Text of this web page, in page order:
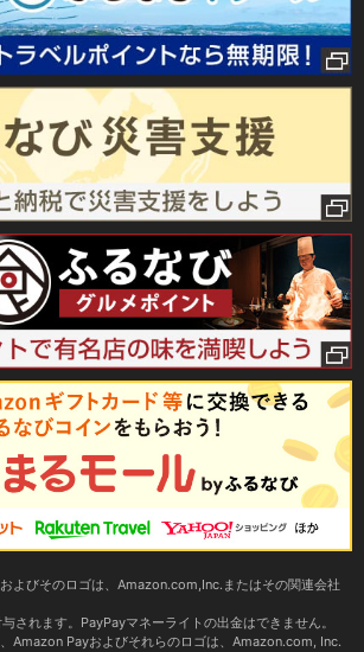
よびそのロゴは、Amazon.com,Inc.またはその関連会社
されます。PayPayマネーライトの出金はできません。
Amazon Payおよびそれらのロゴは、Amazon.com, Inc.